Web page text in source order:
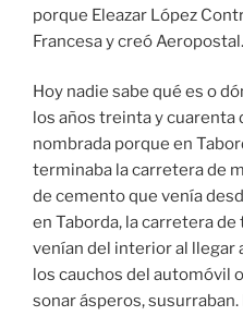
porque Eleazar López
Francesa y creó Aeropostal.
Hoy nadie sabe qué es o
los años treinta y cuarenta
nombrada porque en
terminaba la carretera de
de cemento que venía
en Taborda, la carretera
venían del interior al llegar
los cauchos del automóvil
sonar ásperos,